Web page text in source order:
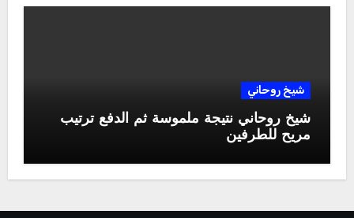
شيخ روحاني
شيخ روحاني نتيجة ملموسة ثم الدفع ترتيب
مريح للطرفين